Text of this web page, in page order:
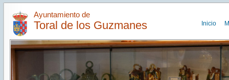
Ayuntamiento de
Toral de los Guzmanes Inicio